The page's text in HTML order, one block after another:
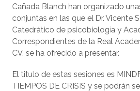
Cañada Blanch han organizado
conjuntas en las que el Dr. Vicente
Catedrático de psicobiología y
Correspondientes de la Real
CV, se ha ofrecido a presentar.
El titulo de estas sesiones es
TIEMPOS DE CRISIS y se podrán